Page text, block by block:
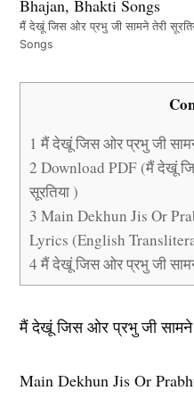
मैं देखूं जिस ओर प्रभु जी सामने तेरी
Songs
1 मैं देखूं जिस ओर प्रभु जी सामने
2 Download PDF (मैं देखूं
सूरतिया )
3 Main Dekhun Jis Or
Lyrics (English
4 मैं देखूं जिस ओर प्रभु जी
मैं देखूं जिस ओर प्रभु जी सामने
Main Dekhun Jis Or